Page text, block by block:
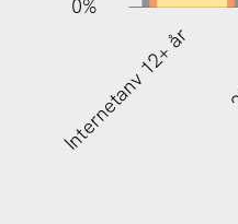
0%
Internetanv 12+ år